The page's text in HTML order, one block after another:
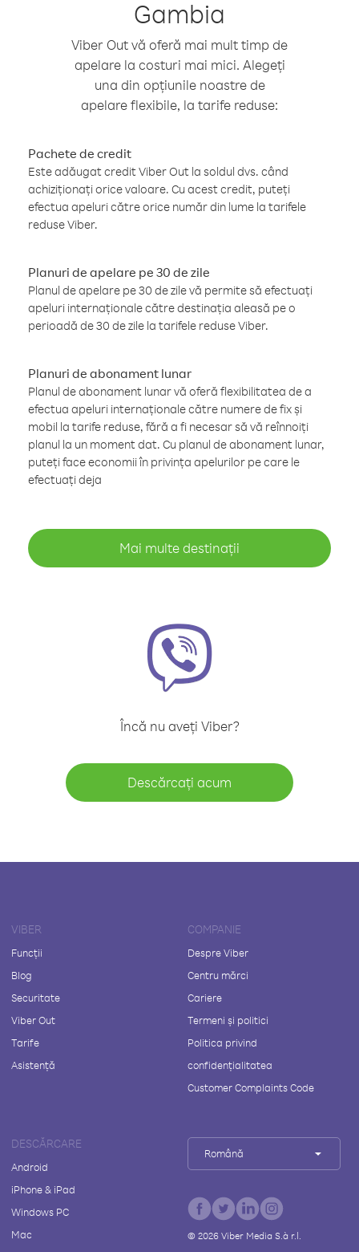
Gambia
Viber Out vă oferă mai mult timp de
apelare la costuri mai mici. Alegeți
una din opțiunile noastre de
apelare flexibile, la tarife reduse:
Pachete de credit
Este adăugat credit Viber Out la soldul dvs. când
achiziționați orice valoare. Cu acest credit, puteți
efectua apeluri către orice număr din lume la tarifele
reduse Viber.
Planuri de apelare pe 30 de zile
Planul de apelare pe 30 de zile vă permite să efectuați
apeluri internaționale către destinația aleasă pe o
perioadă de 30 de zile la tarifele reduse Viber.
Planuri de abonament lunar
Planul de abonament lunar vă oferă flexibilitatea de a
efectua apeluri internaționale către numere de fix și
mobil la tarife reduse, fără a fi necesar să vă reînnoiți
planul la un moment dat. Cu planul de abonament lunar,
puteți face economii în privința apelurilor pe care le
efectuați deja
Mai multe destinații
Încă nu aveți Viber?
Descărcați acum
VIBER
Funcții
Blog
Securitate
Viber Out
Tarife
Asistență
COMPANIE
Despre Viber
Centru mărci
Cariere
Termeni și politici
Politica privind
confidențialitatea
Customer Complaints Code
DESCĂRCARE
Android
iPhone & iPad
Windows PC
Mac
Română
© 2026Viber Media S.à r.l.